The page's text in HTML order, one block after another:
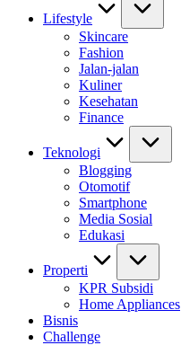
Lifestyle
Skincare
Fashion
Jalan-jalan
Kuliner
Kesehatan
Finance
Teknologi
Blogging
Otomotif
Smartphone
Media Sosial
Edukasi
Properti
KPR Subsidi
Home Appliances
Bisnis
Challenge